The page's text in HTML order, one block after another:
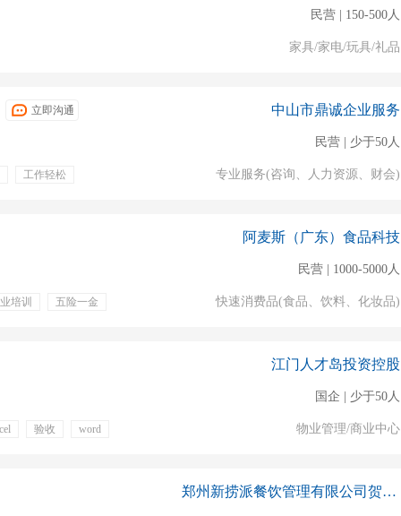
民营 | 150-500人
家具/家电/玩具/礼品
立即沟通
工作轻松
中山市鼎诚企业服务
民营 | 少于50人
专业服务(咨询、人力资源、财会)
培训
五险一金
阿麦斯（广东）食品科技
民营 | 1000-5000人
快速消费品(食品、饮料、化妆品)
验收
word
江门人才岛投资控股
国企 | 少于50人
物业管理/商业中心
郑州新捞派餐饮管理有限公司贺江路